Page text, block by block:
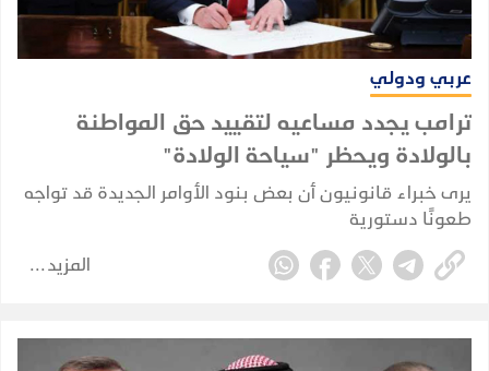
عربي ودولي
ترامب يجدد مساعيه لتقييد حق المواطنة
بالولادة ويحظر "سياحة الولادة"
يرى خبراء قانونيون أن بعض بنود الأوامر الجديدة قد تواجه
طعونًا دستورية
المزيد